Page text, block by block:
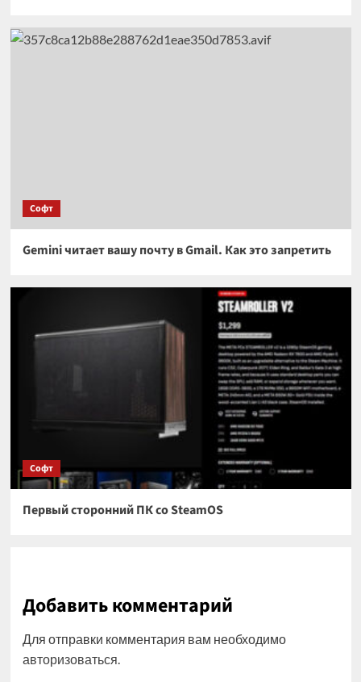
Софт
Gemini читает вашу почту в Gmail. Как это запретить
Софт
Первый сторонний ПК со SteamOS
Добавить комментарий
Для отправки комментария вам необходимо
авторизоваться.